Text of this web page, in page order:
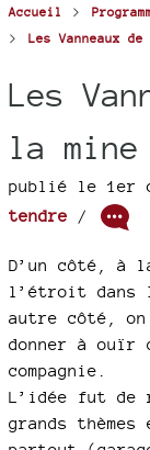
Accueil >
> Les Vanneaux
Les
la mine
publié le 1er
tendre /
D’un côté, à
l’étroit dans
autre côté, on
donner à ouïr
compagnie.
L’idée fut de
grands